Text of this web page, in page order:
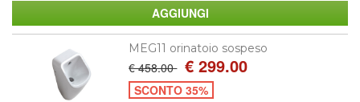
MEG11 orinatoio sospeso
€ 458.00 € 299.00
SCONTO 35%